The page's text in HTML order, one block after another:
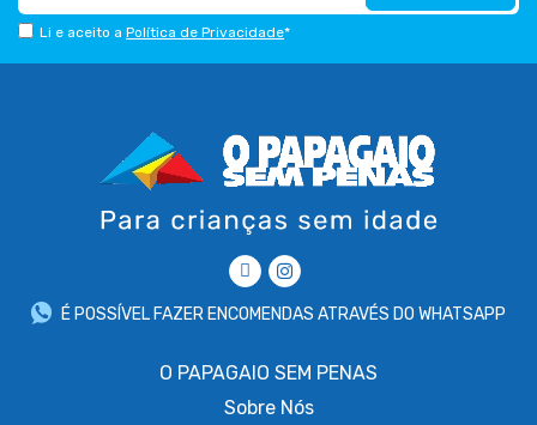
Li e aceito a Política de Privacidade*
É POSSÍVEL FAZER ENCOMENDAS ATRAVÉS DO WHATSAPP
O PAPAGAIO SEM PENAS
Sobre Nós